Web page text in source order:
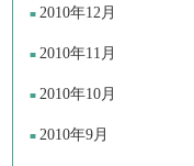
2010年12月
2010年11月
2010年10月
2010年9月